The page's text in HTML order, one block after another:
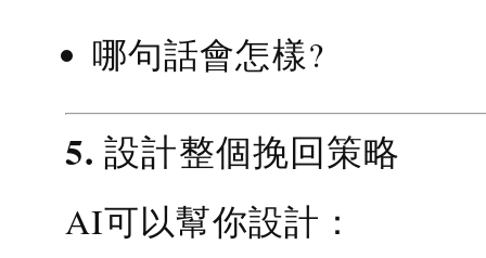
哪句話會怎樣?
5. 設計整個挽回策略
AI可以幫你設計：